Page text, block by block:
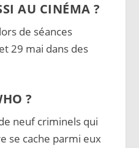
AU CINÉMA ?
de séances
29 mai dans des
?
neuf criminels qui
se cache parmi eux